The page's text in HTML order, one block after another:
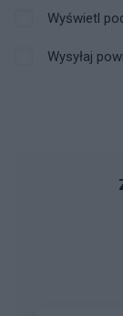
Wyświetl
Wysyłaj